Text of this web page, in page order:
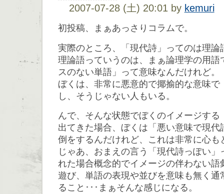
2007-07-28 (土) 20:01 by kemuri
初投稿、まぁあっさりコラムで。
実際のところ、「現代詩」ってのは理論
理論語っていうのは、まぁ論理学の用語
スのない単語」って意味なんだけれど。
ぼくは、非常に悪意的で揶揄的な意味で
し、そうじゃない人もいる。
んで、そんな状態でぼくのイメージす
出てきた場合、ぼくは「悪い意味で現代
倒をするんだけれど、これは非常に心も
じゃあ、おまえの言う「現代詩っぽい
れた場合概念的でイメージの伴わない語
遊び、単語の表現や並びを意味も無く通
ること･･･まぁそんな感じになる。